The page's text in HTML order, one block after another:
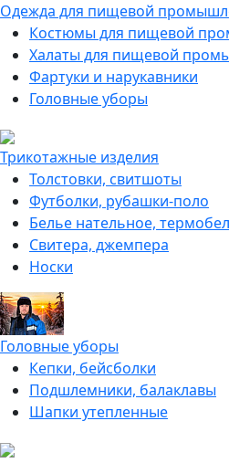
Одежда для пищевой
Костюмы для пищевой
Халаты для пищевой
Фартуки и нарукавники
Головные уборы
Трикотажные изделия
Толстовки, свитшоты
Футболки, рубашки-поло
Белье нательное,
Свитера, джемпера
Носки
Головные уборы
Кепки, бейсболки
Подшлемники, балаклавы
Шапки утепленные